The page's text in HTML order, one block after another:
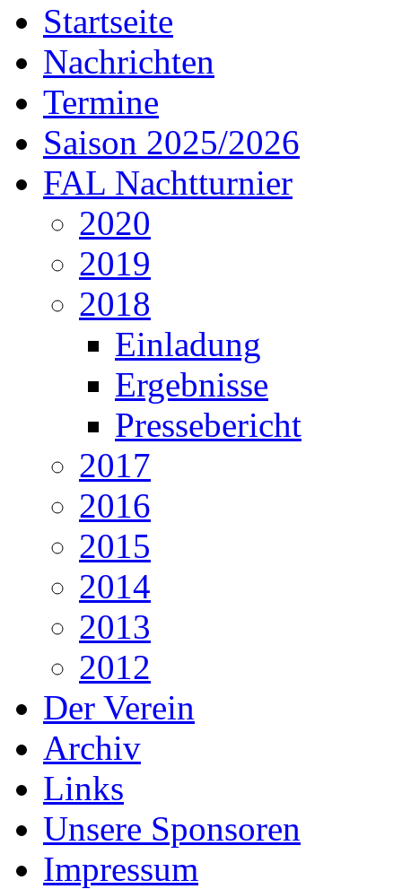
Startseite
Nachrichten
Termine
Saison 2025/2026
FAL Nachtturnier
2020
2019
2018
Einladung
Ergebnisse
Pressebericht
2017
2016
2015
2014
2013
2012
Der Verein
Archiv
Links
Unsere Sponsoren
Impressum